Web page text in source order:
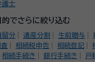
護士
でさらに絞り込む
留分 遺産分割 生前贈与
相続税申告 相続登記
相続手続き 銀行手続き 戸